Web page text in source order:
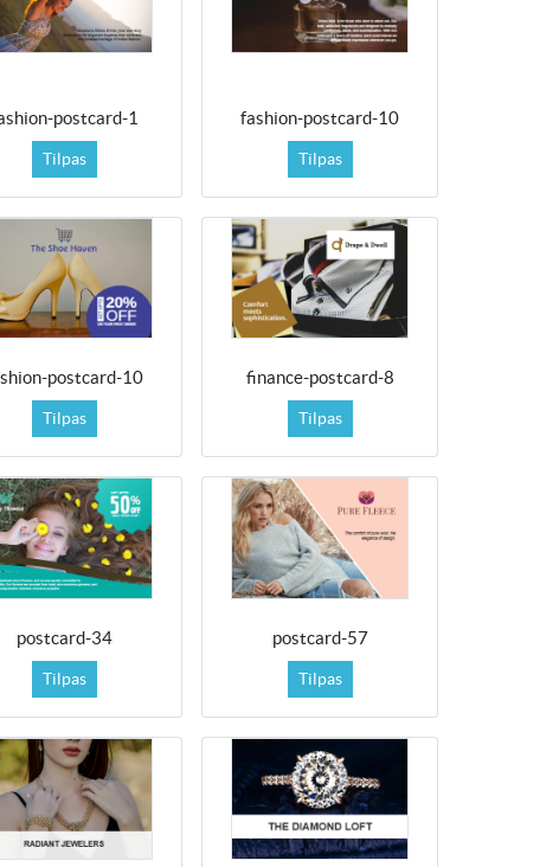
postcard-1
Tilpas
fashion-postcard-10
Tilpas
postcard-10
Tilpas
finance-postcard-8
Tilpas
postcard-34
Tilpas
postcard-57
Tilpas